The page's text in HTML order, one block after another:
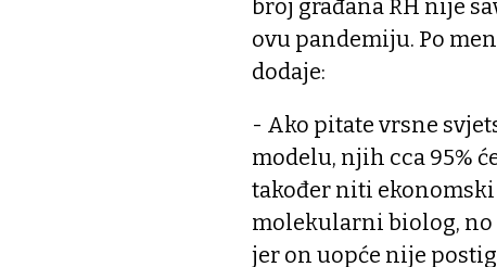
broj građana RH nije
ovu pandemiju. Po
dodaje:
- Ako pitate vrsne
modelu, njih cca 95%
također niti
molekularni biolog, no
jer on uopće nije